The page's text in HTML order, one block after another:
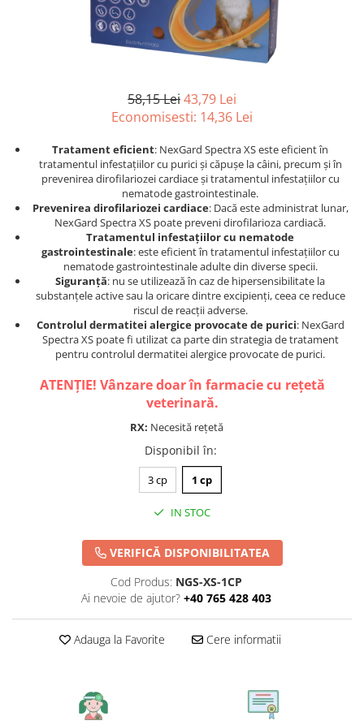
Afecțiuni hepatice
Afecțiuni neurologice
Afecțiuni oftalmice
Afecțiuni renale și urinare
Suplimente
Suplimente nutritive
Vitamine și minerale
Hrană umedă
Hrană uscată
Recompense și snack-uri
Igienă orală
Șampoane și balsamuri
Afecțiuni hepatice
Afecțiuni neurologice
Afecțiuni oftalmice
Afecțiuni respiratorii
Suplimente
Suplimente nutritive
Vitamine și minerale
Hrană umedă
Hrană uscată
Igienă
Igienă orală
Șampoane și balsamuri
58,15 Lei43,79 Lei
Economisesti: 14,36 Lei
Tratament eficient: NexGard Spectra XS este eficient în
tratamentul infestațiilor cu purici și căpușe la câini, precum și în
prevenirea dirofilariozei cardiace și tratamentul infestațiilor cu
nematode gastrointestinale.
Prevenirea dirofilariozei cardiace: Dacă este administrat lunar,
NexGard Spectra XS poate preveni dirofilarioza cardiacă.
Tratamentul infestațiilor cu nematode
gastrointestinale: este eficient în tratamentul infestațiilor cu
nematode gastrointestinale adulte din diverse specii.
Siguranță: nu se utilizează în caz de hipersensibilitate la
substanțele active sau la oricare dintre excipienți, ceea ce reduce
riscul de reacții adverse.
Controlul dermatitei alergice provocate de purici: NexGard
Spectra XS poate fi utilizat ca parte din strategia de tratament
pentru controlul dermatitei alergice provocate de purici.
ATENȚIE! Vânzare doar în farmacie cu rețetă
veterinară.
RX: Necesită rețetă
Disponibil în:
3 cp 1 cp
IN STOC
VERIFICĂ DISPONIBILITATEA
Cod Produs: NGS-XS-1CP
Ai nevoie de ajutor? +40 765 428 403
Adauga la Favorite Cere informatii